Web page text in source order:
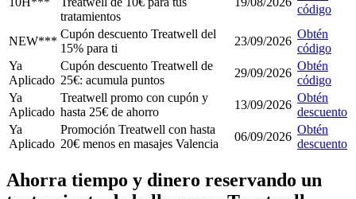
tratamientos
código
NEW***
Cupón descuento Treatwell del
15% para ti
23/09/2026
Obtén
código
Ya
Aplicado
Cupón descuento Treatwell de
25€: acumula puntos
29/09/2026
Obtén
código
Ya
Aplicado
Treatwell promo con cupón y
hasta 25€ de ahorro
13/09/2026
Obtén
descuento
Ya
Aplicado
Promoción Treatwell con hasta
20€ menos en masajes Valencia
06/09/2026
Obtén
descuento
Ahorra tiempo y dinero reservando un